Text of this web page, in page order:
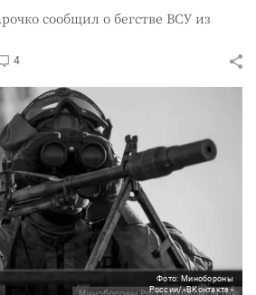
сообщил о бегстве ВСУ из
4
Фото: Минобороны
России/«ВКонтакте»